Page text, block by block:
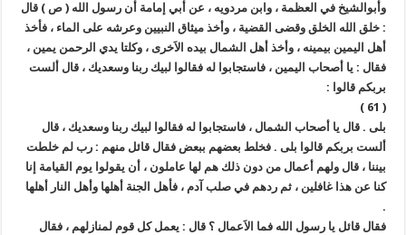
وأبوالشيخ في العظمة ، وابن مردويه ، عن أبي إمامة أن رسول الله ( ص ) قال
: خلق الله الخلق وقضى القضية ، وأخذ ميثاق النبيين وعرشه على الماء ، فأخذ
أهل اليمين بيمينه ، وأخذ أهل الشمال بيده الاَخرى ، وكلتا يدي الرحمن يمين ،
فقال : يا أصحاب اليمين ، فاستجابوا له فقالوا لبيك ربنا وسعديك ، قال ألست
بربكم قالوا :
( 61 )
بلى . قال يا أصحاب الشمال ، فاستجابوا له فقالوا لبيك ربنا وسعديك ، قال
ألست بربكم قالوا بلى . فخلط بعضهم ببعض فقال قائل منهم : رب لم خلطت
بيننا ، قال ولهم أعمال من دون ذلك هم لها عاملون ، أن يقولوا يوم القيامة إنا
كنا عن هذا غافلين ، ثم ردهم في صلب آدم ، فأهل الجنة أهلها وأهل النار أهلها
.
فقال قائل يا رسول الله فما الاَعمال ؟ قال : يعمل كل قوم لمنازلهم ، فقال